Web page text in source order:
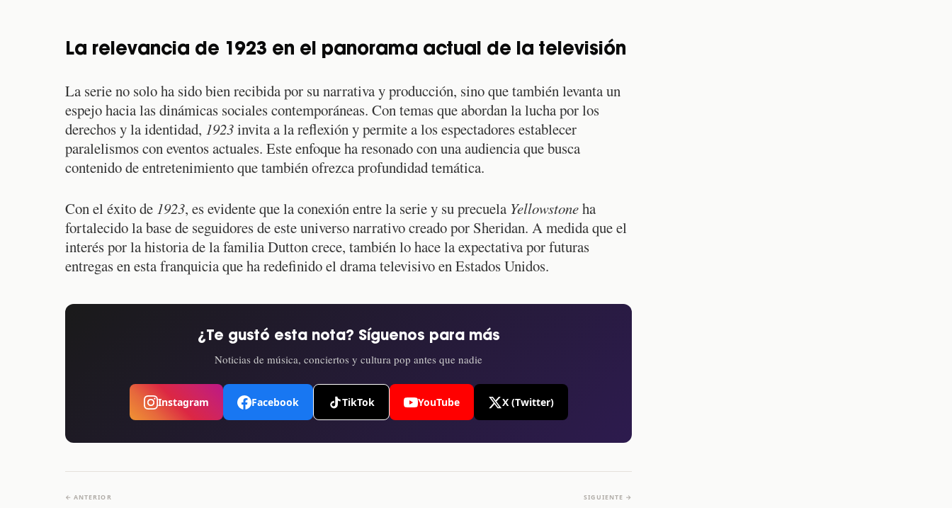
La relevancia de 1923 en el panorama actual de la televisión
La serie no solo ha sido bien recibida por su narrativa y producción, sino que también levanta un
espejo hacia las dinámicas sociales contemporáneas. Con temas que abordan la lucha por los
derechos y la identidad, 1923invita a la reflexión y permite a los espectadores establecer
paralelismos con eventos actuales. Este enfoque ha resonado con una audiencia que busca
contenido de entretenimiento que también ofrezca profundidad temática.
Con el éxito de 1923, es evidente que la conexión entre la serie y su precuela Yellowstoneha
fortalecido la base de seguidores de este universo narrativo creado por Sheridan. A medida que el
interés por la historia de la familia Dutton crece, también lo hace la expectativa por futuras
entregas en esta franquicia que ha redefinido el drama televisivo en Estados Unidos.
¿Te gustó esta nota? Síguenos para más
Noticias de música, conciertos y cultura pop antes que nadie
Instagram Facebook TikTok YouTube X (Twitter)
← ANTERIOR SIGUIENTE →